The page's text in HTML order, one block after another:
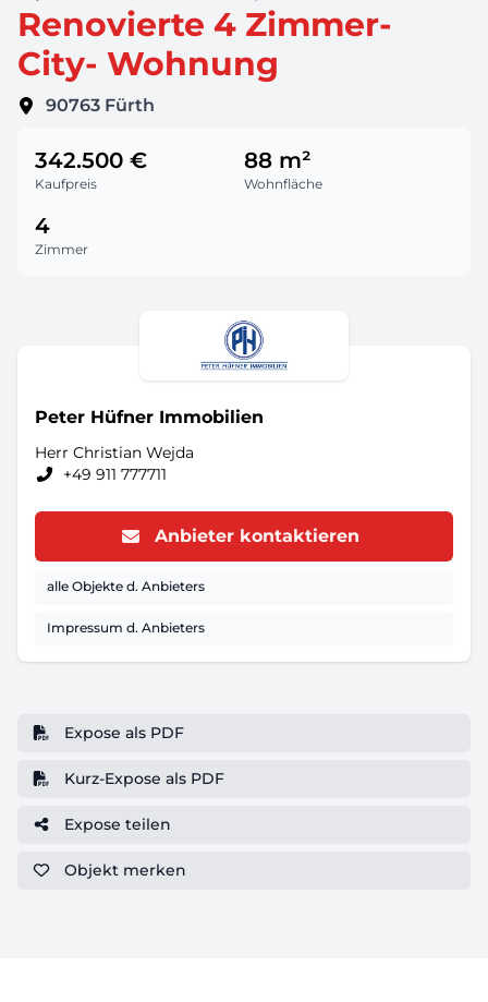
Renovierte 4 Zimmer-
City- Wohnung
90763 Fürth
Kaufpreis
342.500 €
Wohnfläche
88 m²
Zimmer
4
Peter Hüfner Immobilien
Herr Christian Wejda
+49 911 777711
Anbieter kontaktieren
alle Objekte d. Anbieters
Impressum d. Anbieters
Expose als PDF
Kurz-Expose als PDF
Expose teilen
Objekt merken